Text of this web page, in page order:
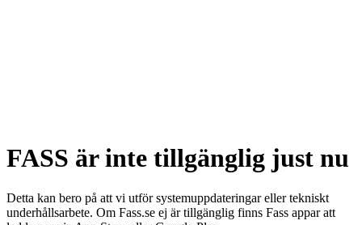
FASS är inte tillgänglig just nu
Detta kan bero på att vi utför systemuppdateringar eller tekniskt
underhållsarbete. Om Fass.se ej är tillgänglig finns Fass appar att